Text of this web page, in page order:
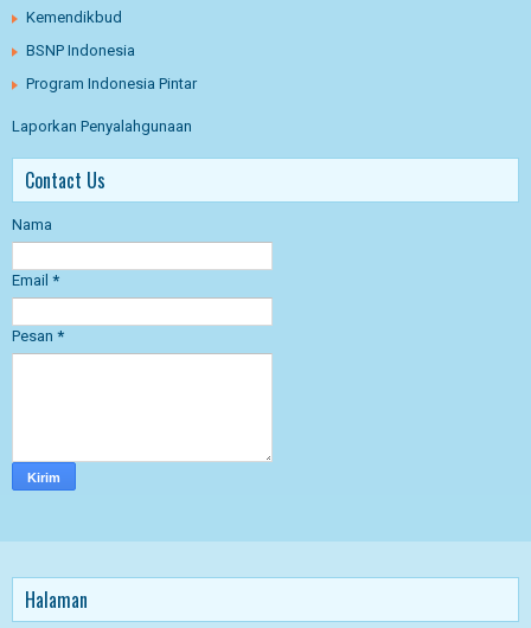
Kemendikbud
BSNP Indonesia
Program Indonesia Pintar
Laporkan Penyalahgunaan
Contact Us
Nama
Email *
Pesan *
Halaman